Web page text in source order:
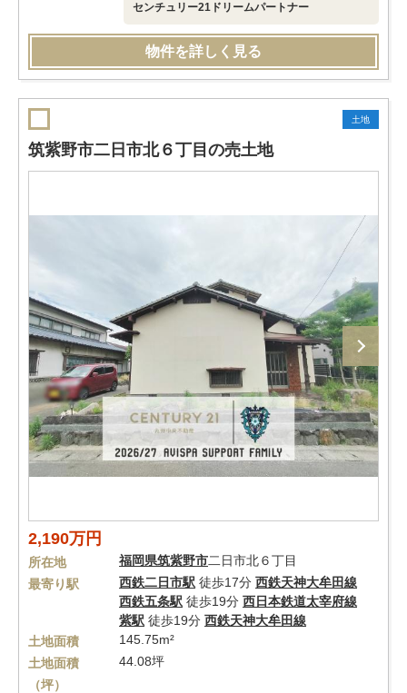
センチュリー21ドリームパートナー
物件を詳しく見る
土地
筑紫野市二日市北６丁目の売土地
2,190万円
所在地 福岡県筑紫野市二日市北６丁目
最寄り駅
西鉄二日市駅 徒歩17分 西鉄天神大牟田線
西鉄五条駅 徒歩19分 西日本鉄道太宰府線
紫駅 徒歩19分 西鉄天神大牟田線
土地面積
145.75m²
土地面積
（坪）
44.08坪